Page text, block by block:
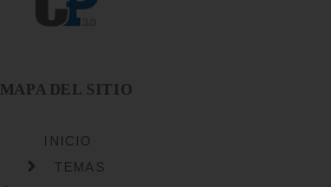
MAPA DEL SITIO
INICIO
TEMAS